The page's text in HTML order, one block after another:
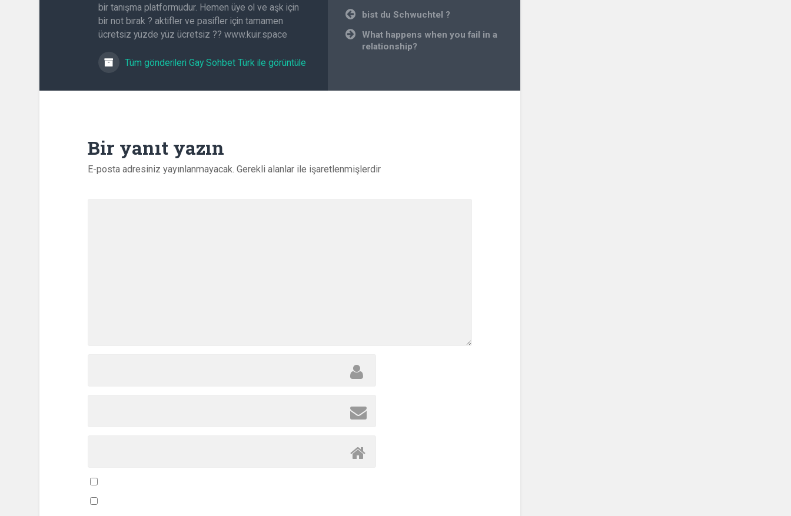
bir tanışma platformudur. Hemen üye ol ve aşk için
bir not bırak ? aktifler ve pasifler için tamamen
ücretsiz yüzde yüz ücretsiz ?? www.kuir.space
Tüm gönderileri Gay Sohbet Türk ile görüntüle
Yazı
gezinmesi
bist du Schwuchtel ?
What happens when you fail in a
relationship?
Bir yanıt yazın
E-posta adresiniz yayınlanmayacak. Gerekli alanlar ile işaretlenmişlerdir